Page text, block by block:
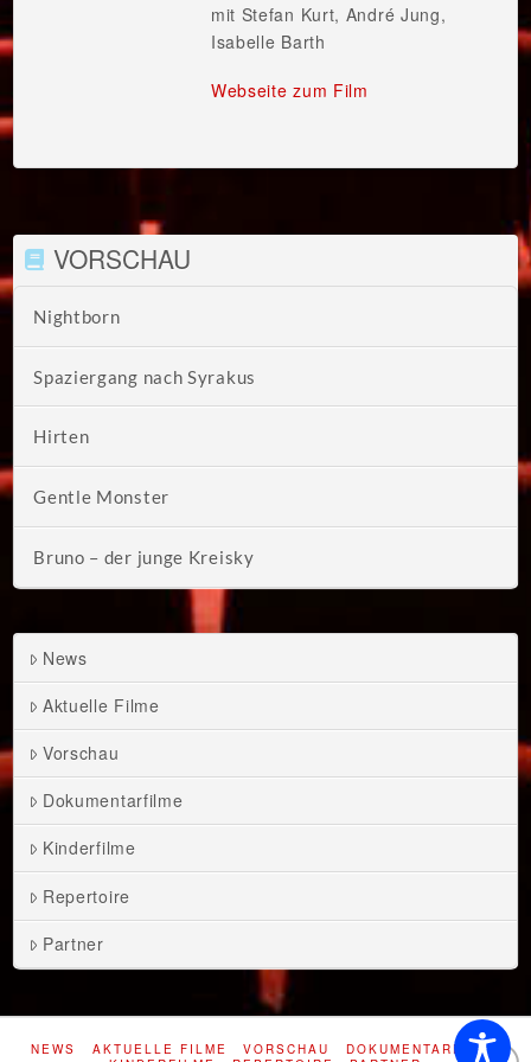
mit Stefan Kurt, André Jung,
Isabelle Barth
Webseite zum Film
VORSCHAU
Nightborn
Spaziergang nach Syrakus
Hirten
Gentle Monster
Bruno – der junge Kreisky
News
Aktuelle Filme
Vorschau
Dokumentarfilme
Kinderfilme
Repertoire
Partner
NEWS AKTUELLE FILME VORSCHAU
DOKUMENTARFILME